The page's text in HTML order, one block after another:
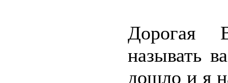
Дорогая
называть
дошло и я